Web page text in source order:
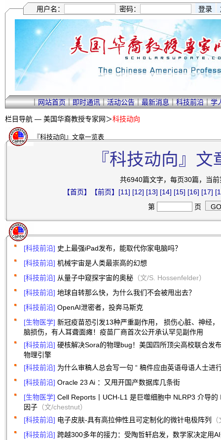
用户名： 密码：
｜网站首页｜即时通讯｜活动公告｜最新消息｜科技前沿｜学
栏目导航 — 美国华裔教授专家网＞科技动向
『科技动向』文章一览表
『科技动向』
共6940篇文字，每页30篇，当
【首页】
【前页】 [11] [12] [13] [14] [15] [16] [17]
第
页
[科技前沿] 史上最强iPad发布，能取代你家电脑吗？
[科技前沿] 机械宇宙是人类最崇高的幻想
[科技前沿] 从量子中窥探宇宙的奥秘 （文/S. Hossenfelder）
[科技前沿] 地球自转那么快，为什么我们不会被甩出去？
[科技前沿] OpenAI泄密者，投奔马斯克
[生物医学] 新冠疫苗恐引发13种严重副作用， 损伤心脏、神经
脑损伤，有人耳聋面瘫！疫苗厂商首次公开承认罕见副作用
[科技前沿] 硬核解决Sora的物理bug！美国四所顶尖高校联合发
物理引擎
[科技前沿] 为什么审稿人总会写一句 “ 稿件应由英语母语人士进
[科技前沿] Oracle 23 Ai ：又甩开国产数据库几条街
[生物医学] Cell Reports丨UCH-L1 是巨噬细胞中 NLRP3 介导
因子 （文/chestnut）
[科技前沿] 电子皮肤-具有高拉伸性且可定制化的微针电极阵列
[科技前沿] 跨越300多年的接力：受陶哲轩启发，数学家决定用